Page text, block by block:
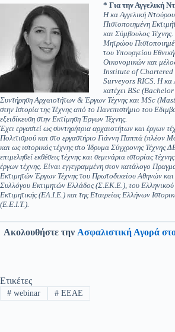
* Για την Αγγελική
Η κα Αγγελική
Πιστοποιημένη
και Σύμβουλος
Μητρώου
του Υπουργείου
Οικονομικών και
Institute of Chartered
Surveyors RICS. Η κα
κατέχει BSc
Συντήρηση Αρχαιοτήτων & Έργων Τέχνης και MSc
στην Ιστορία της Τέχνης από το Πανεπιστήμιο του
εξειδίκευση στην Εκτίμηση Έργων Τέχνης.
Έχει εργαστεί ως συντηρήτρια αρχαιοτήτων και έργων
Πολιτισμού και στο εργαστήριο Γιάννη Παππά (πλέον
και ως ιστορικός τέχνης στο Ίδρυμα Σύγχρονης Τέχνης
επιμεληθεί εκθέσεις τέχνης και σεμινάρια ιστορίας
έργων τέχνης. Είναι εγγεγραμμένη στον κατάλογο
Εκτιμητών Έργων Τέχνης του Πρωτοδικείου Αθηνών και
Συλλόγου Εκτιμητών Ελλάδος (Σ.ΕΚ.Ε.), του Ελληνικού
Εκτιμητικής (ΕΛ.Ι.Ε.) και της Εταιρείας Ελλήνων
(Ε.Ε.Ι.Τ.).
Ακολουθήστε την Ασφαλιστική Αγορά
Ετικέτες
#webinar #ΕΕΑΕ